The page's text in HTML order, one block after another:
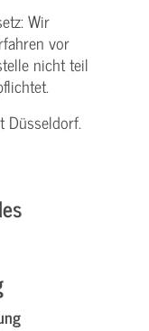
Wir
vor
nicht teil
Düsseldorf.